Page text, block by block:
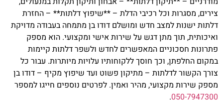
צירים, מסגרות וכל רכיבי הדלת – **שיפוץ דלתות** – החזרת
דלתות ישנות למצב חדש ומושלם דודו בן מתמחה בעבודה מדויקת
ואיכותית, תוך מתן דגש על שירות אישי ומקצועי. הוא מספק
פתרונות חסכוניים המאפשרים לחדש ולשפר דלתות קיימות
במקום החלפתן, וכך חוסך ללקוחותיו עלויות מיותרות. עבור כל
צורך הקשור לדלתות – מתיקון פשוט ועד שיפוץ מקיף – דודו בן
מספק שירות מקצועי, מהיר ואמין. לפרטים נוספים חייגו למספר
050-7947300
.